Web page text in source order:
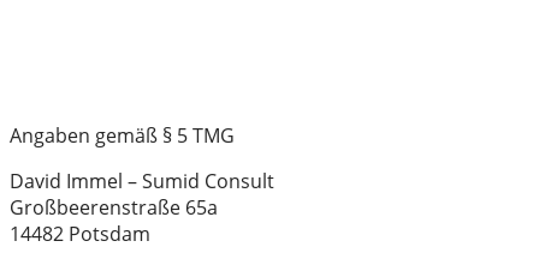
Angaben gemäß § 5 TMG
David Immel – Sumid Consult
Großbeerenstraße 65a
14482 Potsdam